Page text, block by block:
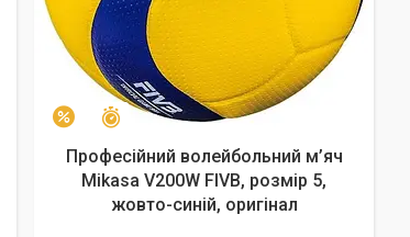
–25% Залишилось 26 днів
Професійний волейбольний м’яч
Mikasa V200W FIVB, розмір 5,
жовто-синій, оригінал